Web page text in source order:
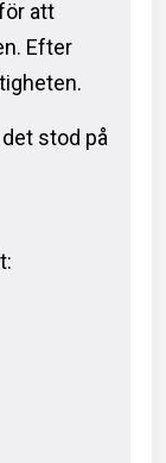
att
Efter
stod på